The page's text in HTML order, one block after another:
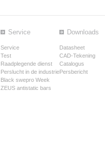
Service
Service
Test
Raadplegende dienst
Perslucht in de industrie
Black swepro Week
ZEUS antistatic bars
Downloads
Datasheet
CAD-Tekening
Catalogus
Persbericht